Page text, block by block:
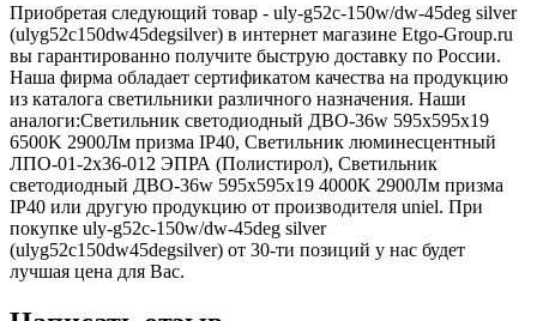
Приобретая следующий товар - uly-g52c-150w/dw-45deg silver
(ulyg52c150dw45degsilver) в интернет магазине Etgo-Group.ru
вы гарантированно получите быструю доставку по России.
Наша фирма обладает сертификатом качества на продукцию
из каталога светильники различного назначения. Наши
аналоги:Светильник светодиодный ДВО-36w 595х595х19
6500K 2900Лм призма IP40, Светильник люминесцентный
ЛПО-01-2х36-012 ЭПРА (Полистирол), Светильник
светодиодный ДВО-36w 595х595х19 4000K 2900Лм призма
IP40 или другую продукцию от производителя uniel. При
покупке uly-g52c-150w/dw-45deg silver
(ulyg52c150dw45degsilver) от 30-ти позиций у нас будет
лучшая цена для Вас.